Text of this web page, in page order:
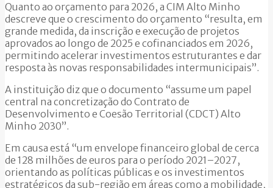
Quanto ao orçamento para 2026, a CIM Alto Minho
descreve que o crescimento do orçamento “resulta, em
grande medida, da inscrição e execução de projetos
aprovados ao longo de 2025 e cofinanciados em 2026,
permitindo acelerar investimentos estruturantes e dar
resposta às novas responsabilidades intermunicipais”.
A instituição diz que o documento “assume um papel
central na concretização do Contrato de
Desenvolvimento e Coesão Territorial (CDCT) Alto
Minho 2030”.
Em causa está “um envelope financeiro global de cerca
de 128 milhões de euros para o período 2021–2027,
orientando as políticas públicas e os investimentos
estratégicos da sub-região em áreas como a mobilidade,